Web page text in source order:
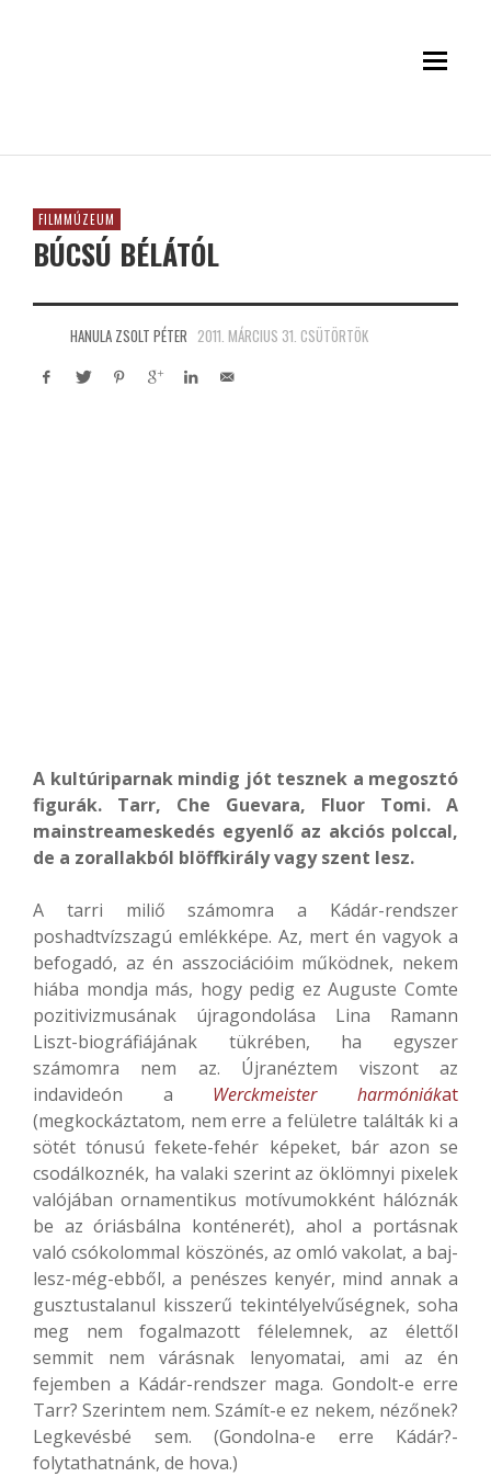
FILMMÚZEUM
BÚCSÚ BÉLÁTÓL
HANULA ZSOLT PÉTER 2011. MÁRCIUS 31. CSÜTÖRTÖK
A kultúriparnak mindig jót tesznek a megosztó
figurák. Tarr, Che Guevara, Fluor Tomi. A
mainstreameskedés egyenlő az akciós polccal,
de a zorallakból blöffkirály vagy szent lesz.
A tarri miliő számomra a Kádár-rendszer
poshadtvízszagú emlékképe. Az, mert én vagyok a
befogadó, az én asszociációim működnek, nekem
hiába mondja más, hogy pedig ez Auguste Comte
pozitivizmusának újragondolása Lina Ramann
Liszt-biográfiájának tükrében, ha egyszer
számomra nem az. Újranéztem viszont az
indavideón a Werckmeister harmóniákat
(megkockáztatom, nem erre a felületre találták ki a
sötét tónusú fekete-fehér képeket, bár azon se
csodálkoznék, ha valaki szerint az öklömnyi pixelek
valójában ornamentikus motívumokként hálóznák
be az óriásbálna konténerét), ahol a portásnak
való csókolommal köszönés, az omló vakolat, a baj-
lesz-még-ebből, a penészes kenyér, mind annak a
gusztustalanul kisszerű tekintélyelvűségnek, soha
meg nem fogalmazott félelemnek, az élettől
semmit nem várásnak lenyomatai, ami az én
fejemben a Kádár-rendszer maga. Gondolt-e erre
Tarr? Szerintem nem. Számít-e ez nekem, nézőnek?
Legkevésbé sem. (Gondolna-e erre Kádár?-
folytathatnánk, de hova.)